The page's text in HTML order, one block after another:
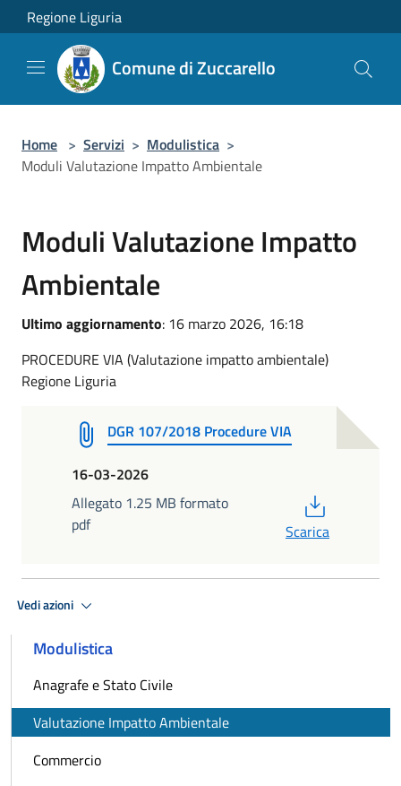
Salta al contenuto principale
Regione Liguria
Comune di Zuccarello
Home > Servizi > Modulistica >
Moduli Valutazione Impatto Ambientale
Moduli Valutazione Impatto
Ambientale
Ultimo aggiornamento: 16 marzo 2026, 16:18
PROCEDURE VIA (Valutazione impatto ambientale)
Regione Liguria
DGR 107/2018 Procedure VIA
16-03-2026
Allegato 1.25 MB formato
pdf
Scarica
Vedi azioni
Modulistica
Anagrafe e Stato Civile
Valutazione Impatto Ambientale
Commercio